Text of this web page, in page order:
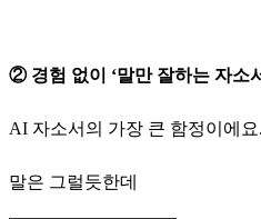
② 경험 없이 ‘말만 잘하는 자소
AI 자소서의 가장 큰 함정이에요.
말은 그럴듯한데